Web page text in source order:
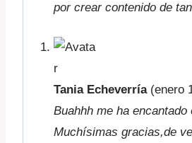
por crear contenido de
Tania Echeverría(enero
Buahhh me ha
Muchísimas gracias,de